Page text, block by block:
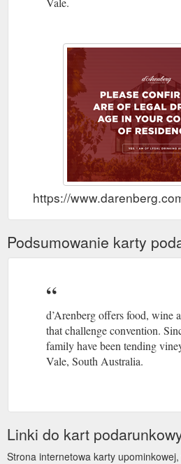
https://
Podsumowanie karty
d’Arenberg offers food, wine
that challenge convention.
family have been tending
Vale, South Australia.
Linki do kart
Strona internetowa karty